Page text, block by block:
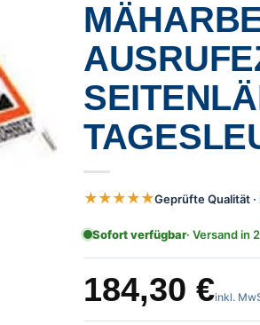
★★★★★Geprüfte Qualität
Sofort verfügbar· Versand in
184,30 €inkl.